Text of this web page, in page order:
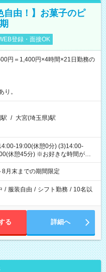
自由！】お菓子のピ
登録・面接OK
円＝1,400円×4時間×21日勤務の
り。
/ 大宮(埼玉県)駅
19:00(休憩0分) (3)14:00-
休憩45分) ※お好きな時間が選べ
月末までの期間限定
/ 服装自由 / シフト勤務 / 10名以
る 詳細へ